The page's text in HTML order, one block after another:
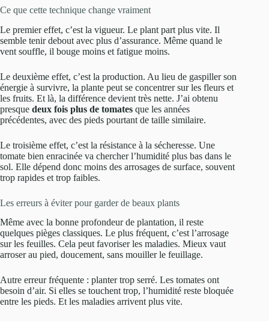
Ce que cette technique change vraiment
Le premier effet, c’est la vigueur. Le plant part plus vite. Il
semble tenir debout avec plus d’assurance. Même quand le
vent souffle, il bouge moins et fatigue moins.
Le deuxième effet, c’est la production. Au lieu de gaspiller son
énergie à survivre, la plante peut se concentrer sur les fleurs et
les fruits. Et là, la différence devient très nette. J’ai obtenu
presque deux fois plus de tomates que les années
précédentes, avec des pieds pourtant de taille similaire.
Le troisième effet, c’est la résistance à la sécheresse. Une
tomate bien enracinée va chercher l’humidité plus bas dans le
sol. Elle dépend donc moins des arrosages de surface, souvent
trop rapides et trop faibles.
Les erreurs à éviter pour garder de beaux plants
Même avec la bonne profondeur de plantation, il reste
quelques pièges classiques. Le plus fréquent, c’est l’arrosage
sur les feuilles. Cela peut favoriser les maladies. Mieux vaut
arroser au pied, doucement, sans mouiller le feuillage.
Autre erreur fréquente : planter trop serré. Les tomates ont
besoin d’air. Si elles se touchent trop, l’humidité reste bloquée
entre les pieds. Et les maladies arrivent plus vite.